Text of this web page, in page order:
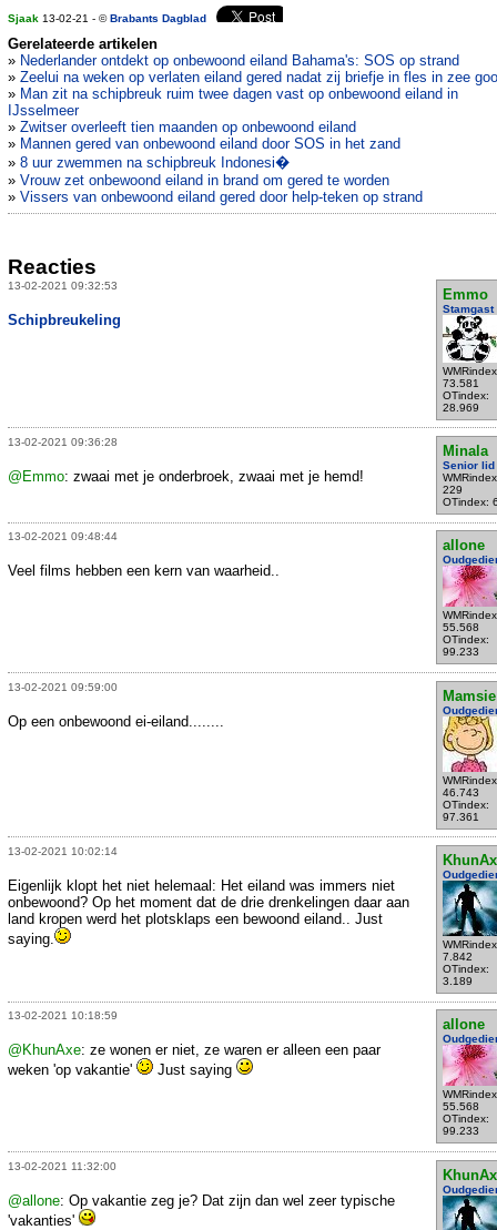
Sjaak 13-02-21 - ©Brabants Dagblad
Gerelateerde artikelen
» Nederlander ontdekt op onbewoond eiland Bahama's: SOS op strand
» Zeelui na weken op verlaten eiland gered nadat zij briefje in fles in zee
» Man zit na schipbreuk ruim twee dagen vast op onbewoond eiland in
IJsselmeer
» Zwitser overleeft tien maanden op onbewoond eiland
» Mannen gered van onbewoond eiland door SOS in het zand
» 8 uur zwemmen na schipbreuk Indonesi�
» Vrouw zet onbewoond eiland in brand om gered te worden
» Vissers van onbewoond eiland gered door help-teken op strand
Reacties
13-02-2021 09:32:53
Emmo
Stamgast
73.581
OTindex:
28.969
Schipbreukeling
13-02-2021 09:36:28
Minala
Senior lid
229
OTindex:
@Emmo: zwaai met je onderbroek, zwaai met je hemd!
13-02-2021 09:48:44
allone
55.568
OTindex:
99.233
Veel films hebben een kern van waarheid..
13-02-2021 09:59:00
Mamsie
46.743
OTindex:
97.361
Op een onbewoond ei-eiland........
13-02-2021 10:02:14
7.842
OTindex:
3.189
Eigenlijk klopt het niet helemaal: Het eiland was immers niet
onbewoond? Op het moment dat de drie drenkelingen daar aan
land kropen werd het plotsklaps een bewoond eiland.. Just
saying.
13-02-2021 10:18:59
allone
55.568
OTindex:
99.233
@KhunAxe: ze wonen er niet, ze waren er alleen een paar
weken 'op vakantie'
Just saying
13-02-2021 11:32:00
@allone: Op vakantie zeg je? Dat zijn dan wel zeer typische
'vakanties'